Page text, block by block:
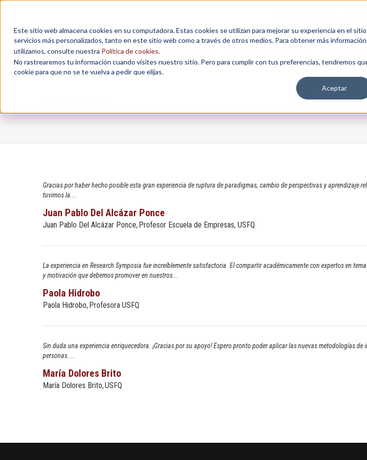
Este sitio web almacena cookies en su computadora. Estas cookies se utilizan para mejorar su experiencia en el
servicios más personalizados, tanto en este sitio web como a través de otros medios. Para obtener más
utilizamos, consulte nuestra Política de cookies.
No rastrearemos tu información cuando visites nuestro sitio. Pero para cumplir con tus preferencias, tendremos
cookie para que no se te vuelva a pedir que elijas.
Aceptar
Gracias por haber hecho posible esta gran experiencia de ruptura de paradigmas, cambio de perspectivas y aprendizaje
tuvimos la...
Juan Pablo Del Alcázar Ponce
Juan Pablo Del Alcázar Ponce Profesor Escuela de Empresas, USFQ
La experiencia en Research Symposia fue increíblemente satisfactoria. El compartir académicamente con expertos en
y motivación que debemos promover en nuestros...
Paola Hidrobo
Paola Hidrobo Profesora USFQ
Sin duda una experiencia enriquecedora. ¡Gracias por su apoyo! Espero pronto poder aplicar las nuevas metodologías
personas....
María Dolores Brito
María Dolores Brito USFQ
13